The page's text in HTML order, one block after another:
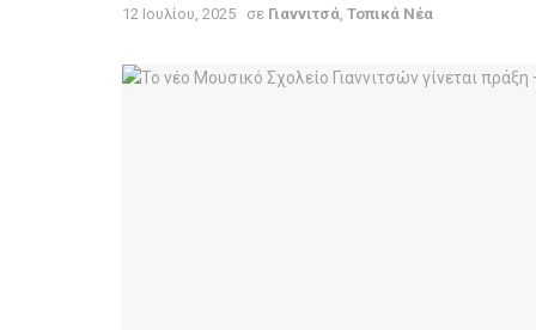
12 Ιουλίου, 2025 σε Γιαννιτσά Τοπικά Νέα